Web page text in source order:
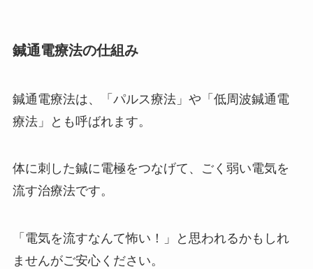
鍼通電療法の仕組み
鍼通電療法は、「パルス療法」や「低周波鍼通電
療法」とも呼ばれます。
体に刺した鍼に電極をつなげて、ごく弱い電気を
流す治療法です。
「電気を流すなんて怖い！」と思われるかもしれ
ませんがご安心ください。